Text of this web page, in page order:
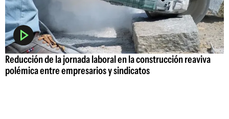
Reducción de la jornada laboral en la construcción reaviva
polémica entre empresarios y sindicatos